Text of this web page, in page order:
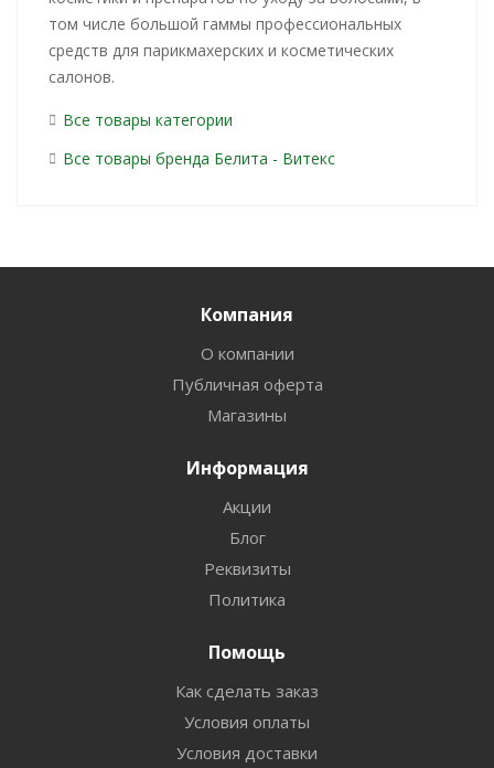
том числе большой гаммы профессиональных
средств для парикмахерских и косметических
салонов.
Все товары категории
Все товары бренда Белита - Витекс
Компания
О компании
Публичная оферта
Магазины
Информация
Акции
Блог
Реквизиты
Политика
Помощь
Как сделать заказ
Условия оплаты
Условия доставки